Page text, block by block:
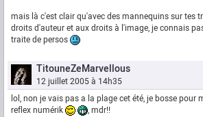
mais là c'est clair qu'avec des mannequins sur tes
droits d'auteur et aux droits à l'image, je connais
traite de persos
TitouneZeMarvellous
12 juillet 2005 à 14h35
lol, non je vais pas a la plage cet été, je bosse pour
reflex numérik
, mdr!!